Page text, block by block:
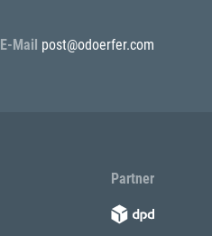
E-Mail post@odoerfer.com
Partner